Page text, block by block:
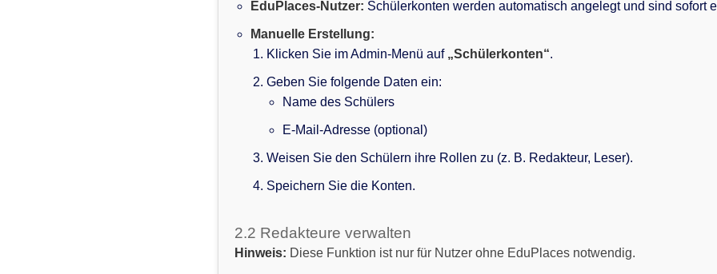
EduPlaces-Nutzer: Schülerkonten werden automatisch angelegt und sind sofort
Manuelle Erstellung:
Klicken Sie im Admin-Menü auf „Schülerkonten“.
Geben Sie folgende Daten ein:
Name des Schülers
E-Mail-Adresse (optional)
Weisen Sie den Schülern ihre Rollen zu (z. B. Redakteur, Leser).
Speichern Sie die Konten.
2.2 Redakteure verwalten
Hinweis: Diese Funktion ist nur für Nutzer ohne EduPlaces notwendig.